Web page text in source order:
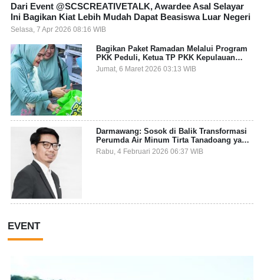
Dari Event @SCSCREATIVETALK, Awardee Asal Selayar
Ini Bagikan Kiat Lebih Mudah Dapat Beasiswa Luar Negeri
Selasa, 7 Apr 2026 08:16 WIB
Bagikan Paket Ramadan Melalui Program
PKK Peduli, Ketua TP PKK Kepulauan
Selayar: Puasa Adalah Ajang Melatih
Kepekaan Sosial
Jumat, 6 Maret 2026 03:13 WIB
Darmawang: Sosok di Balik Transformasi
Perumda Air Minum Tirta Tanadoang yang
Makin Inovatif
Rabu, 4 Februari 2026 06:37 WIB
EVENT